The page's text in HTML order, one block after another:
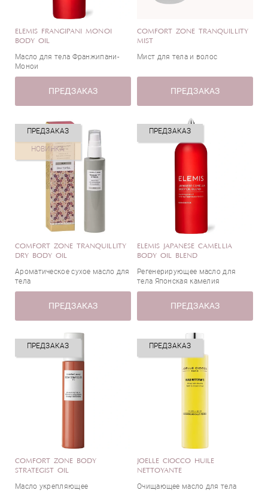
ELEMIS FRANGIPANI MONOI
BODY OIL
Масло для тела Франжипани-
Монои
ПРЕДЗАКАЗ
COMFORT ZONE TRANQUILLITY
MIST
Мист для тела и волос
ПРЕДЗАКАЗ
ПРЕДЗАКАЗ
НОВИНКА
COMFORT ZONE TRANQUILLITY
DRY BODY OIL
Ароматическое сухое масло для
тела
ПРЕДЗАКАЗ
ПРЕДЗАКАЗ
ELEMIS JAPANESE CAMELLIA
BODY OIL BLEND
Регенерирующее масло для
тела Японская камелия
ПРЕДЗАКАЗ
ПРЕДЗАКАЗ
COMFORT ZONE BODY
STRATEGIST OIL
Масло укрепляющее
ПРЕДЗАКАЗ
JOELLE CIOCCO HUILE
NETTOYANTE
Очищающее масло для тела